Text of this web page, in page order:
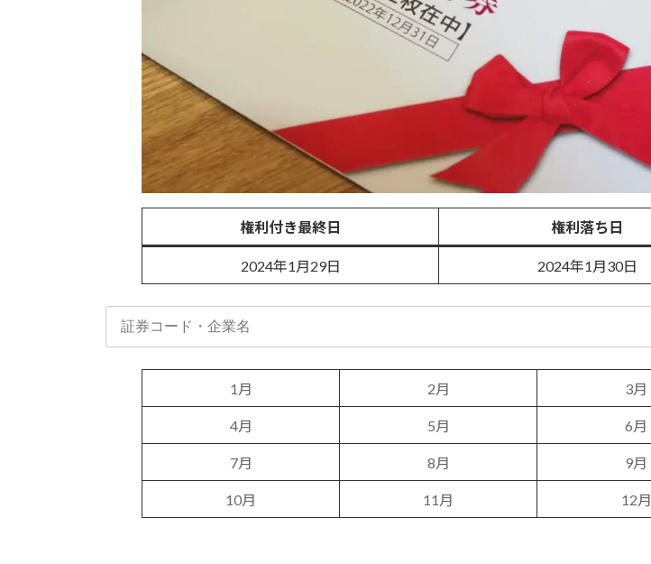
権利付き最終日 権利落ち日
2024年1月29日 2024年1月30日
1月 2月 3月
4月 5月 6月
7月 8月 9月
10月 11月 12月